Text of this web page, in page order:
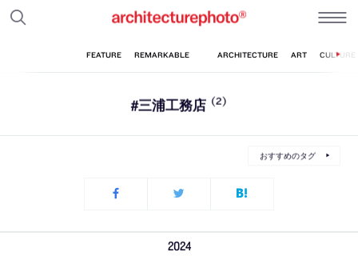
#三浦工務店 (2)
おすすめのタグ
2024